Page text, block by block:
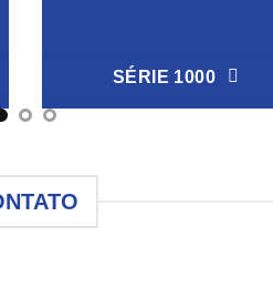
SÉRIE 1000